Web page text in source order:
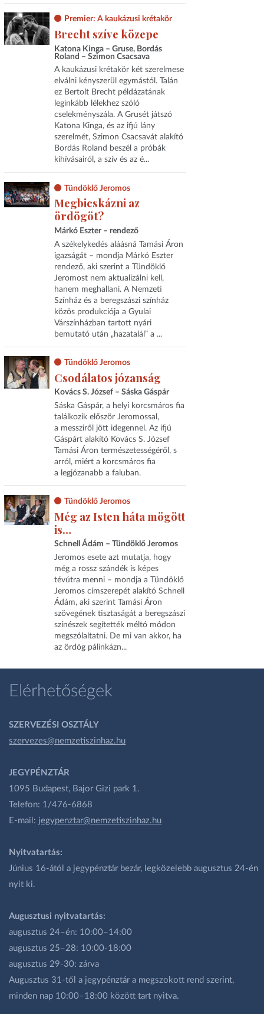
Premier: A kaukázusi krétakör
Brecht szíve közepe
Katona Kinga – Gruse, Bordás
Roland – Szimon Csacsava
A kaukázusi krétakör két szerelmese
elválni kényszerül egymástól. Talán
ez Bertolt Brecht példázatának
leginkább lélekhez szóló
cselekményszála. A Grusét játszó
Katona Kinga, és az ifjú lány
szerelmét, Szimon Csacsavát alakító
Bordás Roland beszél a próbák
kihívásairól, a szív és az é...
Tündöklő Jeromos
Megbicskázni az
ördögöt?
Márkó Eszter – rendező
A székelykedés aláásná Tamási Áron
igazságát – mondja Márkó Eszter
rendező, aki szerint a Tündöklő
Jeromost nem aktualizálni kell,
hanem meghallani. A Nemzeti
Színház és a beregszászi színház
közös produkciója a Gyulai
Várszínházban tartott nyári
bemutató után „hazatalál” a ...
Tündöklő Jeromos
Csodálatos józanság
Kovács S. József – Sáska Gáspár
Sáska Gáspár, a helyi korcsmáros fia
találkozik először Jeromossal,
a messziről jött idegennel. Az ifjú
Gáspárt alakító Kovács S. József
Tamási Áron természetességéről, s
arról, miért a korcsmáros fia
a legjózanabb a faluban.
Tündöklő Jeromos
Még az Isten háta mögött
is…
Schnell Ádám – Tündöklő Jeromos
Jeromos esete azt mutatja, hogy
még a rossz szándék is képes
tévútra menni – mondja a Tündöklő
Jeromos címszerepét alakító Schnell
Ádám, aki szerint Tamási Áron
szövegének tisztaságát a beregszászi
színészek segítették méltó módon
megszólaltatni. De mi van akkor, ha
az ördög pálinkázn...
Elérhetőségek
SZERVEZÉSI OSZTÁLY
szervezes@nemzetiszinhaz.hu
JEGYPÉNZTÁR
1095 Budapest, Bajor Gizi park 1.
Telefon: 1/476-6868
E-mail: jegypenztar@nemzetiszinhaz.hu
Nyitvatartás:
Június 16-ától a jegypénztár bezár, legközelebb augusztus 24-én
nyit ki.
Augusztusi nyitvatartás:
augusztus 24–én: 10:00–14:00
augusztus 25–28: 10:00-18:00
augusztus 29-30: zárva
Augusztus 31-től a jegypénztár a megszokott rend szerint,
minden nap 10:00–18:00 között tart nyitva.